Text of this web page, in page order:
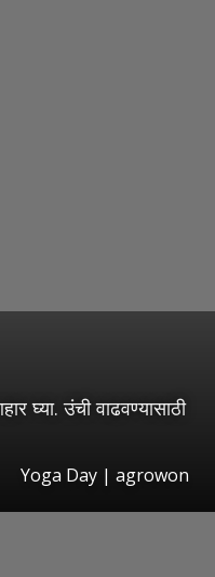
घ्या. उंची वाढवण्यासाठी
Yoga Day | agrowon